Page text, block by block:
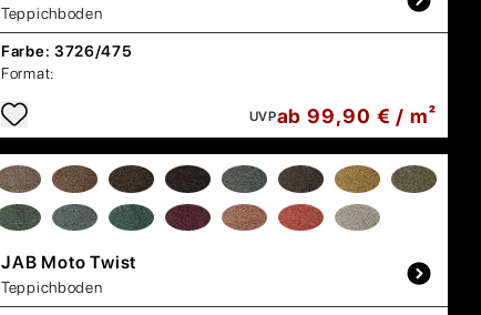
Teppichboden
Farbe: 3726/475
Format:
UVPab 99,90 € / m²
JAB Moto Twist
Teppichboden